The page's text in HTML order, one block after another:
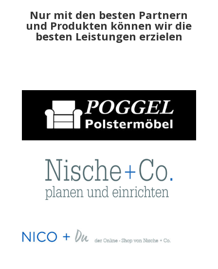
Nur mit den besten Partnern
und Produkten können wir die
besten Leistungen erzielen